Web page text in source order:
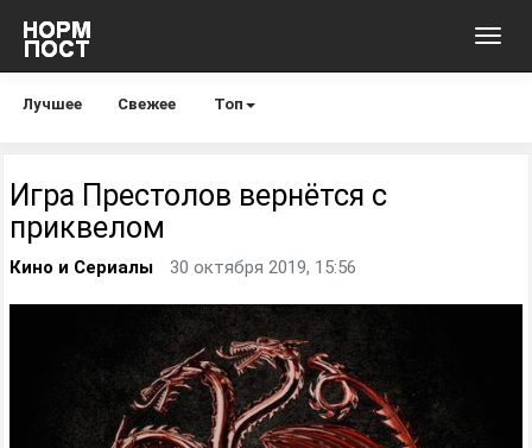
Лучшее Свежее Топ
Игра Престолов вернётся с
приквелом
Кино и Сериалы 30 октября 2019, 15:56